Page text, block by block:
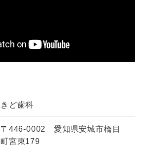
きど歯科
〒446-0002 愛知県安城市橋目
町宮東179